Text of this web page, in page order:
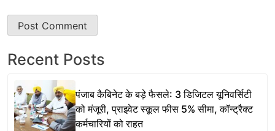
Recent Posts
पंजाब कैबिनेट के बड़े फैसले: 3 डिजिटल यूनिवर्सिटी
को मंजूरी, प्राइवेट स्कूल फीस 5% सीमा, कॉन्ट्रैक्ट
कर्मचारियों को राहत